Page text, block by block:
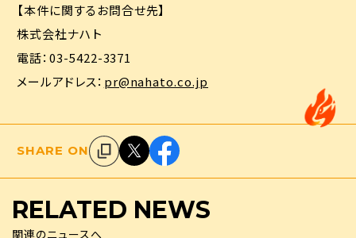
【本件に関するお問合せ先】
株式会社ナハト
電話：03-5422-3371
メールアドレス： pr@nahato.co.jp
SHARE ON
RELATED NEWS
関連のニュースへ